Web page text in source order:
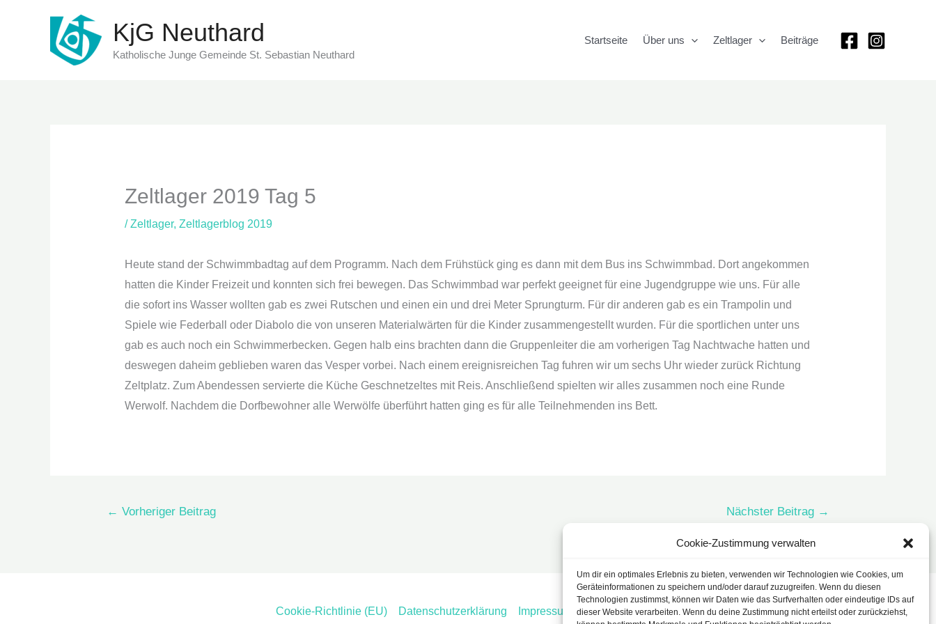
Cookie-Zustimmung verwalten
Um dir ein optimales Erlebnis zu bieten, verwenden wir Technologien wie Cookies, um
Geräteinformationen zu speichern und/oder darauf zuzugreifen. Wenn du diesen
Technologien zustimmst, können wir Daten wie das Surfverhalten oder eindeutige IDs auf
dieser Website verarbeiten. Wenn du deine Zustimmung nicht erteilst oder zurückziehst,
KjG Neuthard
Katholische Junge Gemeinde St. Sebastian Neuthard
Startseite Über uns Zeltlager Beiträge
Zeltlager 2019 Tag 5
/Zeltlager, Zeltlagerblog 2019
Heute stand der Schwimmbadtag auf dem Programm. Nach dem Frühstück ging es dann mit dem Bus ins Schwimmbad. Dort angekommen
hatten die Kinder Freizeit und konnten sich frei bewegen. Das Schwimmbad war perfekt geeignet für eine Jugendgruppe wie uns. Für alle
die sofort ins Wasser wollten gab es zwei Rutschen und einen ein und drei Meter Sprungturm. Für dir anderen gab es ein Trampolin und
Spiele wie Federball oder Diabolo die von unseren Materialwärten für die Kinder zusammengestellt wurden. Für die sportlichen unter uns
gab es auch noch ein Schwimmerbecken. Gegen halb eins brachten dann die Gruppenleiter die am vorherigen Tag Nachtwache hatten und
deswegen daheim geblieben waren das Vesper vorbei. Nach einem ereignisreichen Tag fuhren wir um sechs Uhr wieder zurück Richtung
Zeltplatz. Zum Abendessen servierte die Küche Geschnetzeltes mit Reis. Anschließend spielten wir alles zusammen noch eine Runde
Werwolf. Nachdem die Dorfbewohner alle Werwölfe überführt hatten ging es für alle Teilnehmenden ins Bett.
← Vorheriger Beitrag Nächster Beitrag →
Cookie-Richtlinie (EU) Datenschutzerklärung Impressum Kontakt Login